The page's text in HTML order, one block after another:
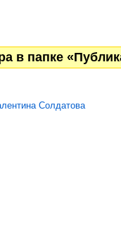
в папке
Солдатова